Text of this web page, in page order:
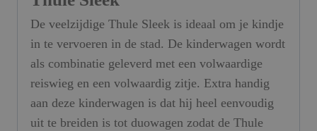
De veelzijdige Thule Sleek is ideaal om je kindje
in te vervoeren in de stad. De kinderwagen wordt
als combinatie geleverd met een volwaardige
reiswieg en een volwaardig zitje. Extra handig
aan deze kinderwagen is dat hij heel eenvoudig
uit te breiden is tot duowagen zodat de Thule